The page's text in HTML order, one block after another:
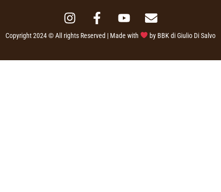
Copyright 2024 © All rights Reserved | Made with by BBK di Giulio Di Salvo